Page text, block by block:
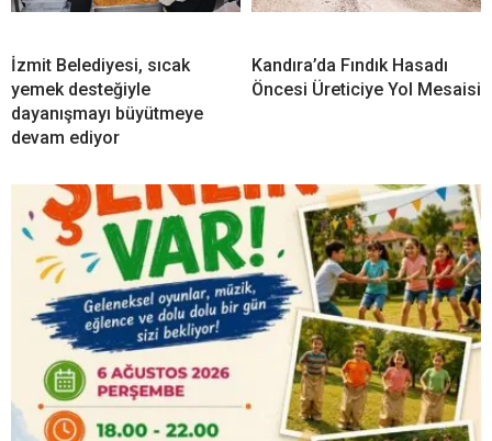
İzmit Belediyesi, sıcak
yemek desteğiyle
dayanışmayı büyütmeye
devam ediyor
Kandıra’da Fındık Hasadı
Öncesi Üreticiye Yol Mesaisi